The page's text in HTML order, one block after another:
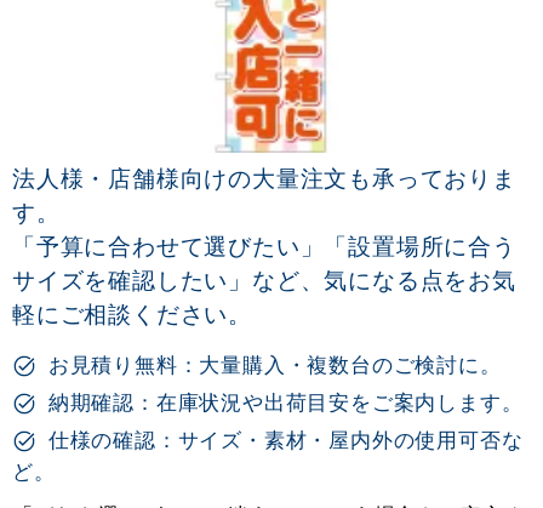
法人様・店舗様向けの大量注文も承っておりま
す。
「予算に合わせて選びたい」「設置場所に合う
サイズを確認したい」など、気になる点をお気
軽にご相談ください。
お見積り無料：大量購入・複数台のご検討に。
納期確認：在庫状況や出荷目安をご案内します。
仕様の確認：サイズ・素材・屋内外の使用可否な
ど。